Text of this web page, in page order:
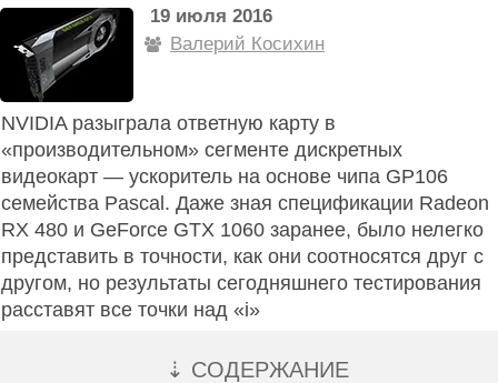
19 июля 2016
Валерий Косихин
NVIDIA разыграла ответную карту в
«производительном» сегменте дискретных
видеокарт — ускоритель на основе чипа GP106
семейства Pascal. Даже зная спецификации Radeon
RX 480 и GeForce GTX 1060 заранее, было нелегко
представить в точности, как они соотносятся друг с
другом, но результаты сегодняшнего тестирования
расставят все точки над «i»
⇣ СОДЕРЖАНИЕ